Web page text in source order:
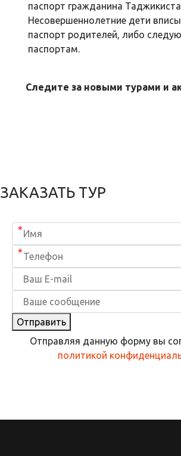
паспорт гражданина
Несовершеннолетние дети
паспорт родителей, либо
паспортам.
Следите за новыми турами и
ЗАКАЗАТЬ ТУР
*
*
Отправить
Отправляя данную форму вы
политикой